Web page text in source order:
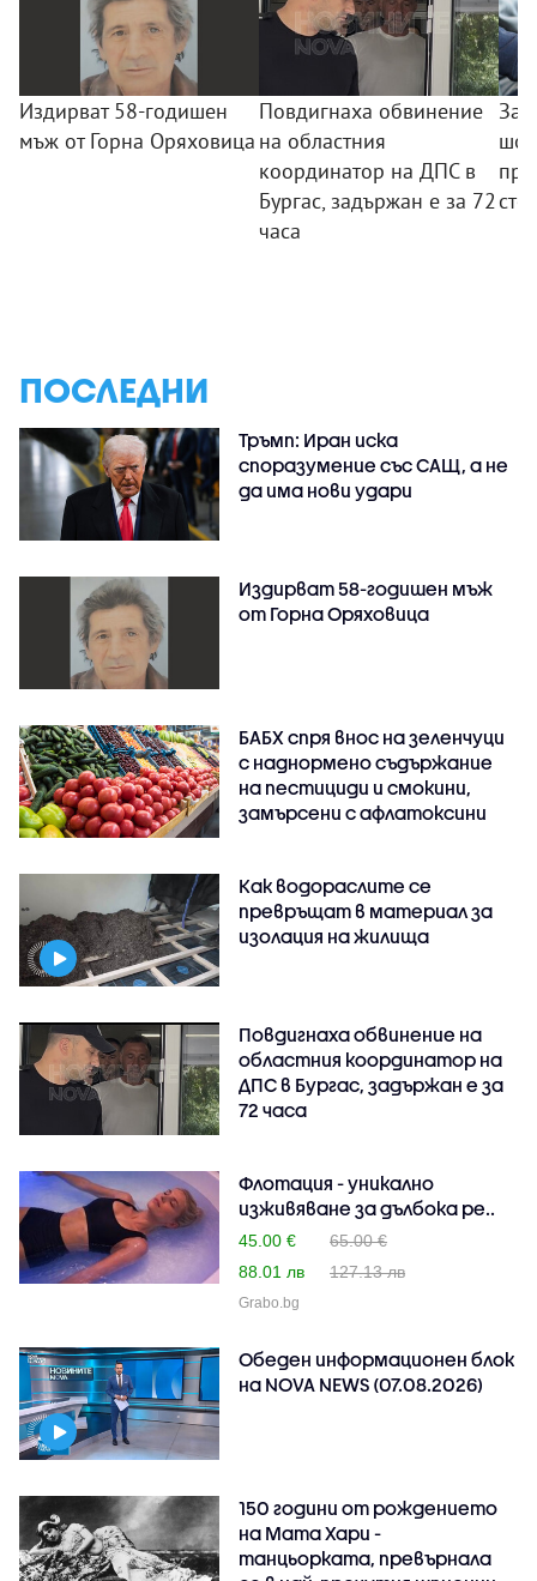
Издирват 58-годишен
мъж от Горна Оряховица
Повдигнаха обвинение
на областния
координатор на ДПС в
Бургас, задържан е за 72
часа
ПОСЛЕДНИ
Тръмп: Иран иска
споразумение със САЩ, а не
да има нови удари
Издирват 58-годишен мъж
от Горна Оряховица
БАБХ спря внос на зеленчуци
с наднормено съдържание
на пестициди и смокини,
замърсени с афлатоксини
Как водораслите се
превръщат в материал за
изолация на жилища
Повдигнаха обвинение на
областния координатор на
ДПС в Бургас, задържан е за
72 часа
Флотация - уникално
изживяване за дълбока ре..
45.00 €
65.00 €
88.01 лв
127.13 лв
Grabo.bg
Обеден информационен блок
на NOVA NEWS (07.08.2026)
150 години от рождението
на Мата Хари -
танцьорката, превърнала